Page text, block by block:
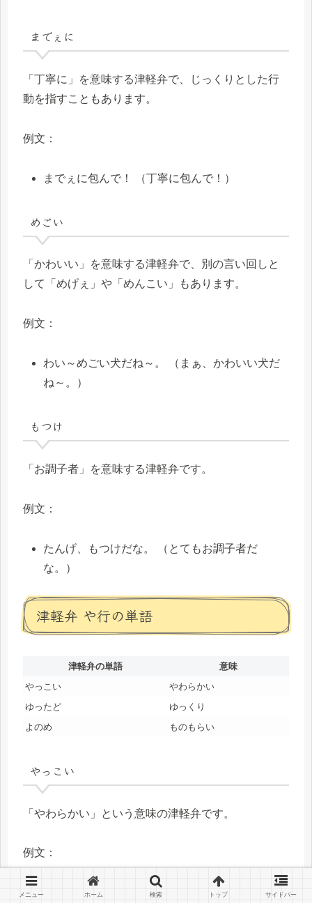
までぇに
「丁寧に」を意味する津軽弁で、じっくりとした行
動を指すこともあります。
例文：
までぇに包んで！ （丁寧に包んで！）
めごい
「かわいい」を意味する津軽弁で、別の言い回しと
して「めげぇ」や「めんこい」もあります。
例文：
わい～めごい犬だね～。 （まぁ、かわいい犬だ
ね～。）
もつけ
「お調子者」を意味する津軽弁です。
例文：
たんげ、もつけだな。 （とてもお調子者だ
な。）
津軽弁 や行の単語
津軽弁の単語
意味
やっこい
やわらかい
ゆったど
ゆっくり
よのめ
ものもらい
やっこい
「やわらかい」という意味の津軽弁です。
例文：
やっこい麺が好き。 （やわらかい麺が好き。）
メニュー ホーム 検索 トップ サイドバー